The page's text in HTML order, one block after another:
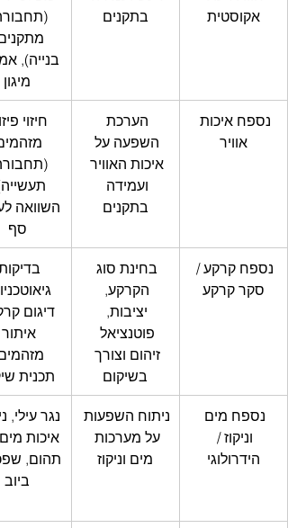
אקוסטית
בתקנים
בנייה),
מיגון
נספח איכות
אוויר
הערכת
השפעה על
איכות האוויר
ועמידה
בתקנים
חיזוי
השוואה
סף
נספח קרקע /
סקר קרקע
בחינת סוג
הקרקע,
יציבות,
פוטנציאל
זיהום וצורך
בשיקום
דיגום
תכנית
נספח מים
וניקוז /
הידרולוגי
ניתוח השפעות
על מערכות
מים וניקוז
נגר עילי,
איכות
תהום,
ביוב